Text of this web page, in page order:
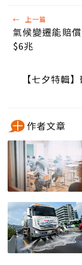
← 上一篇
氣候變遷能賠
$6兆
【七夕特輯
作者文章